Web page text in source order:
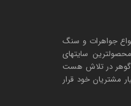
جواهرات و سنگ
سایتهای
گوهر در تلاش هست
مشتریان خود قرار